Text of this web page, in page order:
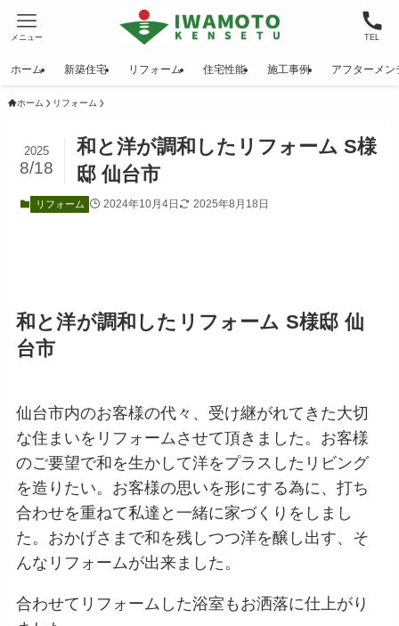
TEL
メニュー
ホーム 新築住宅 リフォーム 住宅性能 施工事例 アフターメン
ホーム リフォーム
和と洋が調和したリフォーム S様
邸 仙台市
2025
8/18
リフォーム 2024年10月4日 2025年8月18日
和と洋が調和したリフォーム S様邸 仙
台市
仙台市内のお客様の代々、受け継がれてきた大切
な住まいをリフォームさせて頂きました。お客様
のご要望で和を生かして洋をプラスしたリビング
を造りたい。お客様の思いを形にする為に、打ち
合わせを重ねて私達と一緒に家づくりをしまし
た。おかげさまで和を残しつつ洋を醸し出す、そ
んなリフォームが出来ました。
合わせてリフォームした浴室もお洒落に仕上がり